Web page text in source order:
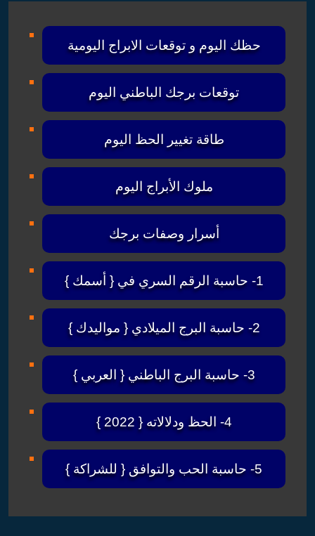
حظك اليوم و توقعات الابراج اليومية
توقعات برجك الباطني اليوم
طاقة تغيير الحظ اليوم
ملوك الأبراج اليوم
أسرار وصفات برجك
1- حاسبة الرقم السري في { أسمك }
2- حاسبة البرج الميلادي { مواليدك }
3- حاسبة البرج الباطني { العربي }
4- الحظ ودلالاته { 2022 }
5- حاسبة الحب والتوافق { للشراكة }